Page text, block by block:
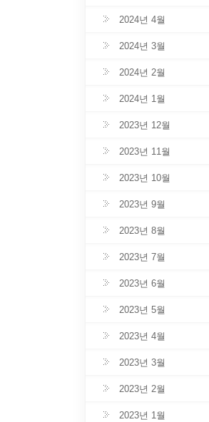
2024년 4월
2024년 3월
2024년 2월
2024년 1월
2023년 12월
2023년 11월
2023년 10월
2023년 9월
2023년 8월
2023년 7월
2023년 6월
2023년 5월
2023년 4월
2023년 3월
2023년 2월
2023년 1월